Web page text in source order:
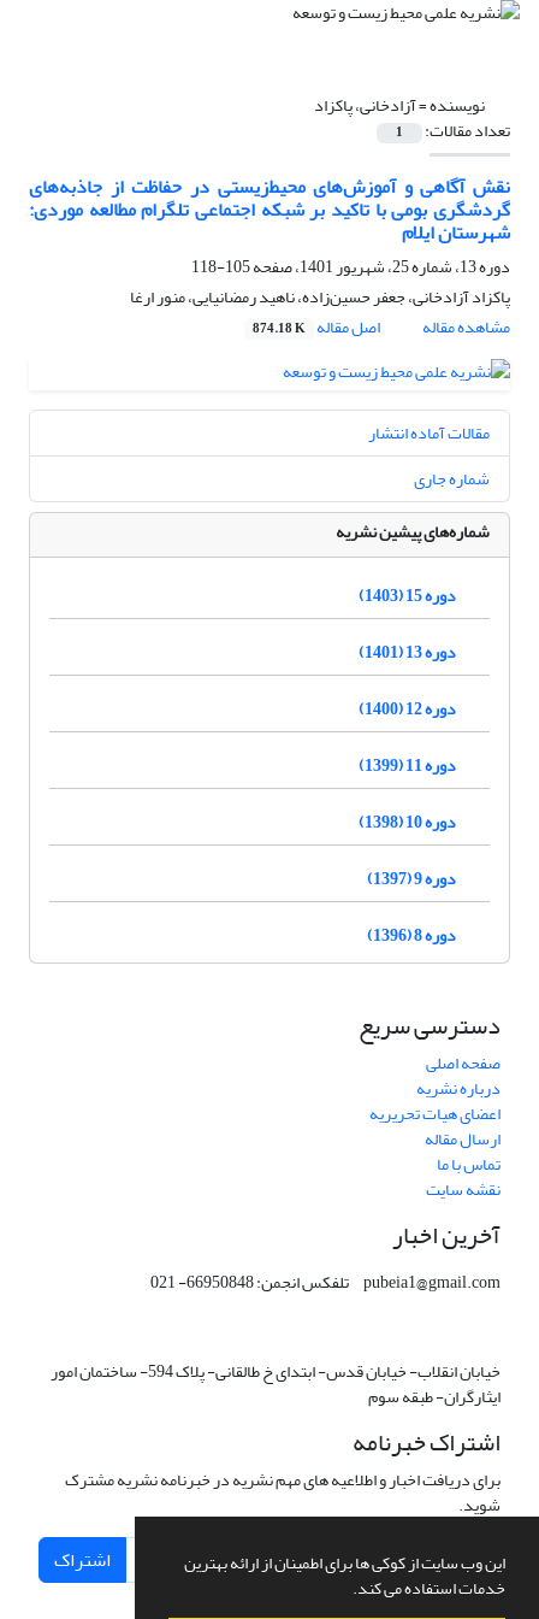
این وب سایت از کوکی ها برای اطمینان از ارائه بهترین
خدمات استفاده می کند.
نویسنده =آزادخانی، پاکزاد
تعداد مقالات: 1
نقش آگاهی و آموزش‌‌های محیط‌زیستی در حفاظت از جاذبه‌‌های
گردشگری بومی با تاکید بر شبکه اجتماعی تلگرام مطالعه موردی:
شهرستان ایلام
دوره 13، شماره 25، شهریور 1401، صفحه
105-118
پاکزاد آزادخانی، جعفر حسین‌‌زاده، ناهید رمضانیایی، منور ارغا
مشاهده مقاله
اصل مقاله 874.18 K
مقالات آماده انتشار
شماره جاری
شماره‌های پیشین نشریه
دوره 15 (1403)
دوره 13 (1401)
دوره 12 (1400)
دوره 11 (1399)
دوره 10 (1398)
دوره 9 (1397)
دوره 8 (1396)
دسترسی سریع
صفحه اصلی
درباره نشریه
اعضای هیات تحریریه
ارسال مقاله
تماس با ما
نقشه سایت
آخرین اخبار
pubeia1@gmail.com تلفکس انجمن: 66950848- 021
خیابان انقلاب- خیابان قدس- ابتدای خ طالقانی- پلاک 594- ساختمان امور
ایثارگران- طبقه سوم
اشتراک خبرنامه
برای دریافت اخبار و اطلاعیه های مهم نشریه در خبرنامه نشریه مشترک
شوید.
اشتراک